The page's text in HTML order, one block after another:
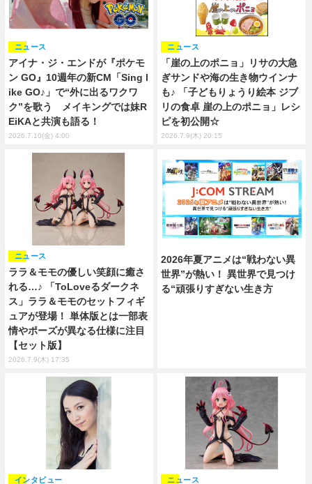
アイナ・ジ・エンドが『ポケモ
ン GO』10週年の新CM「Sing l
ike GO♪」で“外に出るワクワ
ク”を歌う メイキングでは妹R
EiKAと共演も語る！
ニュース
2026.7.10(金) 4:00
「崖の上のポニョ」リサの大急
ぎサンドや海の生き物ウインナ
も♪ 「子どもりょうり絵本 ジブ
リの食卓 崖の上のポニョ」レシ
ピを初公開☆
ニュース
2026.7.9(木) 20:15
ララ＆モモの優しい笑顔に癒さ
れる…♪ 「ToLoveるダークネ
ス」ララ＆モモのセットフィギ
ュアが登場！ 単体版とは一部表
情やポーズが異なる仕様に注目
【セット版】
ニュース
2026.7.9(木) 17:35
2026年夏アニメは“戦わない異
世界”が熱い！ 異世界で見つけ
る“頑張りすぎない生き方
インタビュー ニュース